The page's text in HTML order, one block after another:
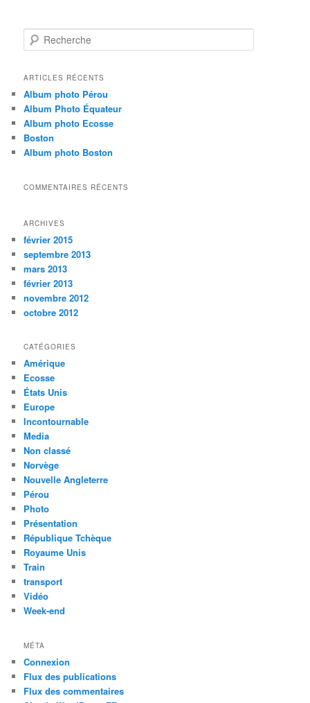
e
h
r
c
h
e
ARTICLES RÉCENTS
Album photo Pérou
Album Photo Équateur
Album photo Ecosse
Boston
Album photo Boston
COMMENTAIRES RÉCENTS
ARCHIVES
février 2015
septembre 2013
mars 2013
février 2013
novembre 2012
octobre 2012
CATÉGORIES
Amérique
Ecosse
États Unis
Europe
Incontournable
Media
Non classé
Norvège
Nouvelle Angleterre
Pérou
Photo
Présentation
République Tchèque
Royaume Unis
Train
transport
Vidéo
Week-end
MÉTA
Connexion
Flux des publications
Flux des commentaires